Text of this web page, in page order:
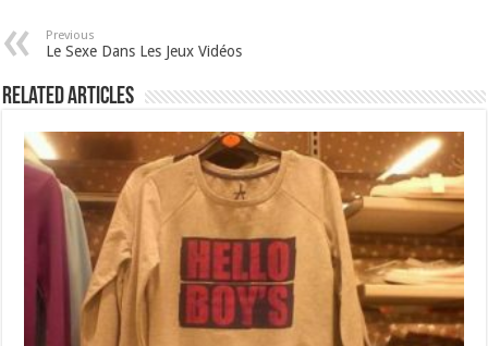
Previous
Le Sexe Dans Les Jeux Vidéos
Related Articles